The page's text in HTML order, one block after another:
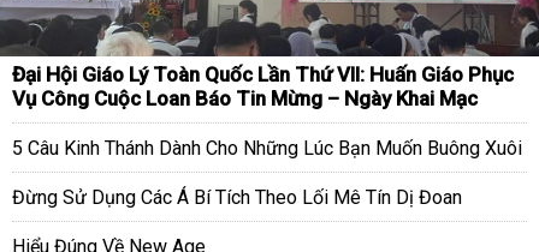
Đại Hội Giáo Lý Toàn Quốc Lần Thứ VII: Huấn Giáo Phục
Vụ Công Cuộc Loan Báo Tin Mừng – Ngày Khai Mạc
5 Câu Kinh Thánh Dành Cho Những Lúc Bạn Muốn Buông Xuôi
Đừng Sử Dụng Các Á Bí Tích Theo Lối Mê Tín Dị Đoan
Hiểu Đúng Về New Age